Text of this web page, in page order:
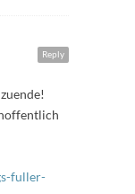
Reply
fuller-